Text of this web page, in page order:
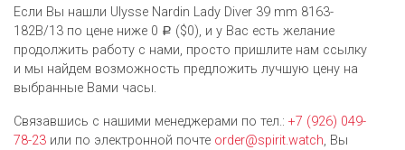
Если Вы нашли Ulysse Nardin Lady Diver 39 mm 8163-
182B/13 по цене ниже 0 Р ($0), и у Вас есть желание
продолжить работу с нами, просто пришлите нам ссылку
и мы найдем возможность предложить лучшую цену на
выбранные Вами часы.
Связавшись с нашими менеджерами по тел.: +7 (926) 049-
78-23 или по электронной почте order@spirit.watch, Вы